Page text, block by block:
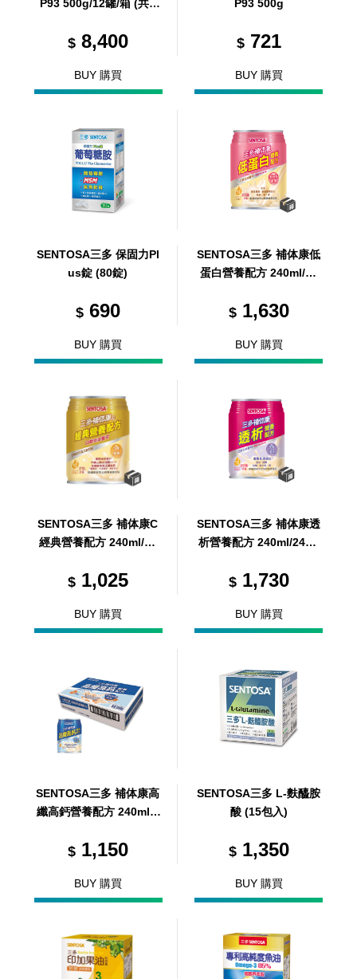
P93 500g/12罐/箱 (共1
$8,400
BUY 購買
P93 500g
$721
BUY 購買
SENTOSA三多 保固力Pl
us錠 (80錠)
$690
BUY 購買
SENTOSA三多 補体康低
蛋白營養配方 240ml/24
$1,630
BUY 購買
SENTOSA三多 補体康C
經典營養配方 240ml/24
$1,025
BUY 購買
SENTOSA三多 補体康透
析營養配方 240ml/24罐/
$1,730
BUY 購買
SENTOSA三多 補体康高
纖高鈣營養配方 240ml/2
$1,150
BUY 購買
SENTOSA三多 L-麩醯胺
酸 (15包入)
$1,350
BUY 購買